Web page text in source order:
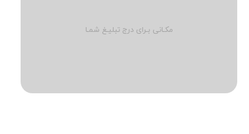
مکـانی بـرای درج تبلیـغ شمـا